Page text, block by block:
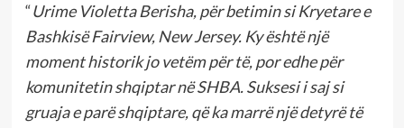
“Urime Violetta Berisha, për betimin si Kryetare e
Bashkisë Fairview, New Jersey. Ky është një
moment historik jo vetëm për të, por edhe për
komunitetin shqiptar në SHBA. Suksesi i saj si
gruaja e parë shqiptare, që ka marrë një detyrë të